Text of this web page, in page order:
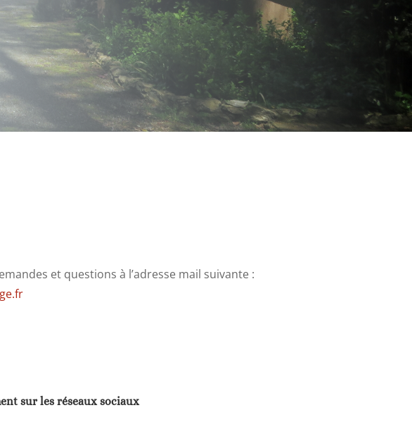
et questions à l’adresse mail suivante :
sur les réseaux sociaux